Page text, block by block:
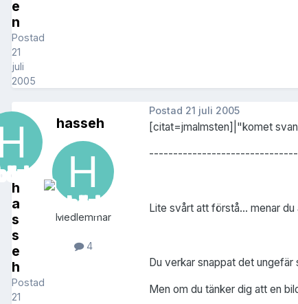
e
n
Postad
21
juli
2005
h
a
s
s
e
h
Postad
21
hasseh
Medlemmar
4
Postad 21 juli 2005
[citat=jmalmsten]|"komet
Lite svårt att förstå... menar
Du verkar snappat det ungefär
Men om du tänker dig att en